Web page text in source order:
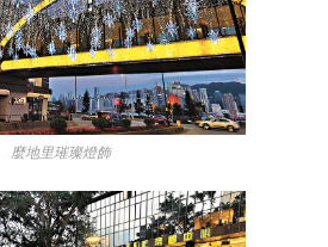
麼地里璀璨燈飾